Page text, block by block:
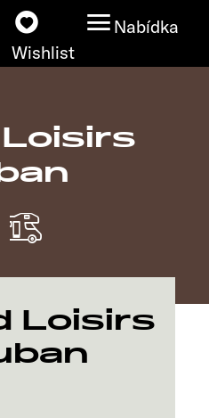
Wishlist
Nabídka
prodejců
Loisirs